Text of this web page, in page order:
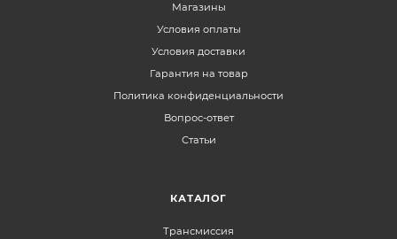
Магазины
Условия оплаты
Условия доставки
Гарантия на товар
Политика конфиденциальности
Вопрос-ответ
Статьи
КАТАЛОГ
Трансмиссия